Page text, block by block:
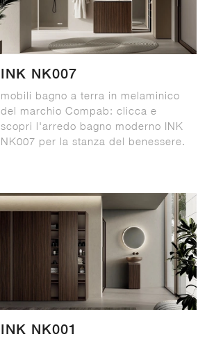
INK NK007
mobili bagno a terra in melaminico
del marchio Compab: clicca e
scopri l'arredo bagno moderno INK
NK007 per la stanza del benessere.
INK NK001